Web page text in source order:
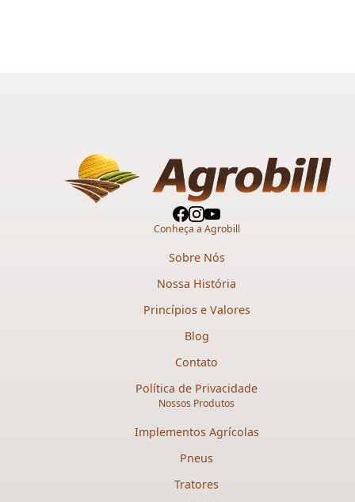
Conheça a Agrobill
Sobre Nós
Nossa História
Princípios e Valores
Blog
Contato
Política de Privacidade
Nossos Produtos
Implementos Agrícolas
Pneus
Tratores